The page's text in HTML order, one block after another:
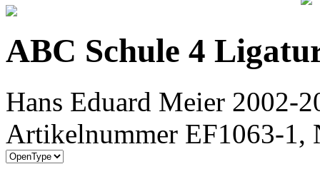
ABC Schule 4
Hans Eduard Meier 2002-
Artikelnummer EF1063-1,